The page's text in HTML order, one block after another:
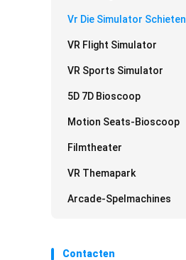
Vr Die Simulator Schieten
VR Flight Simulator
VR Sports Simulator
5D 7D Bioscoop
Motion Seats-Bioscoop
Filmtheater
VR Themapark
Arcade-Spelmachines
Contacten